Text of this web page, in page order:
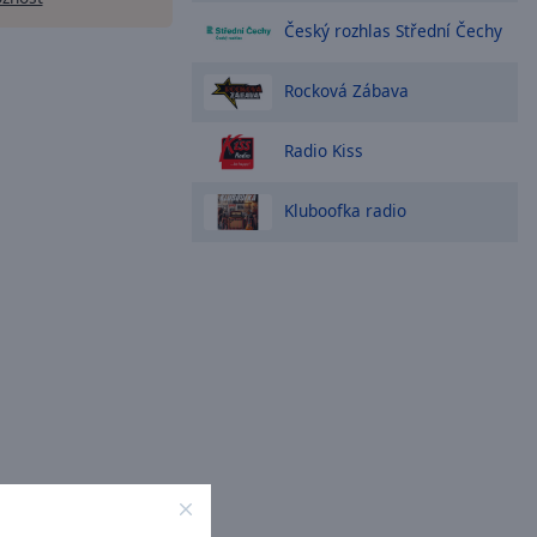
Český rozhlas Střední Čechy
Rocková Zábava
Radio Kiss
Kluboofka radio